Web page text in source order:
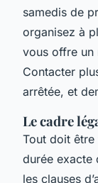
samedis de
organisez à
vous offre un
Contacter
arrêtée, et
Le cadre
Tout doit
durée exacte
les clauses